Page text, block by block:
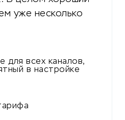
уже несколько
для всех каналов,
в настройке